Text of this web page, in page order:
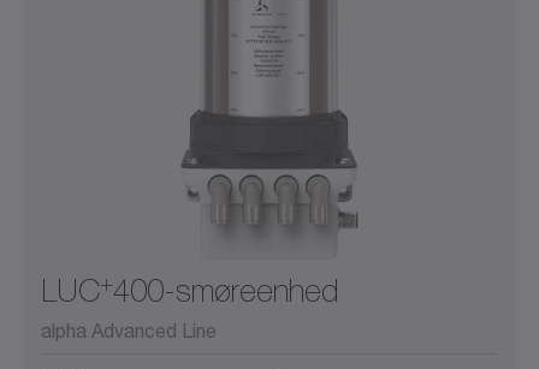
LUC+400-smøreenhed
alpha Advanced Line